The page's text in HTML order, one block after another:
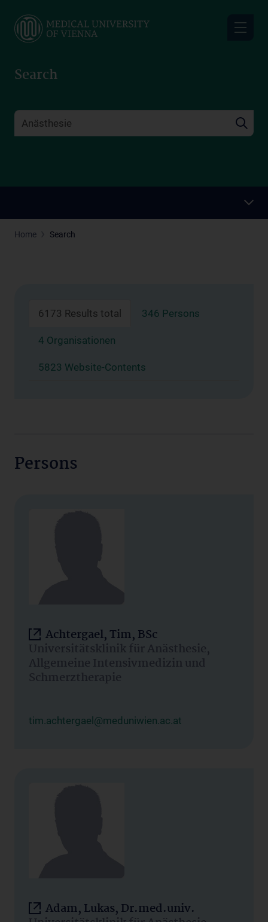
main
Search
Home Search
6173 Results total 346 Persons
4 Organisationen
5823 Website-Contents
Persons
Achtergael, Tim, BSc
Universitätsklinik für Anästhesie,
Allgemeine Intensivmedizin und
Schmerztherapie
tim.achtergael@meduniwien.ac.at
Adam, Lukas, Dr.med.univ.